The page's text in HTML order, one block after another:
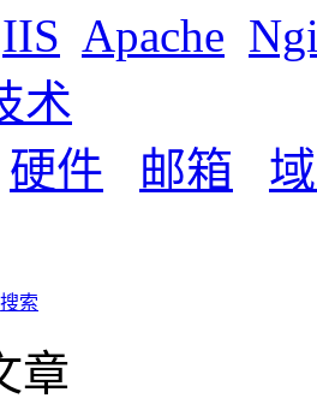
IIS Apache
术
硬件 邮箱
搜索
章